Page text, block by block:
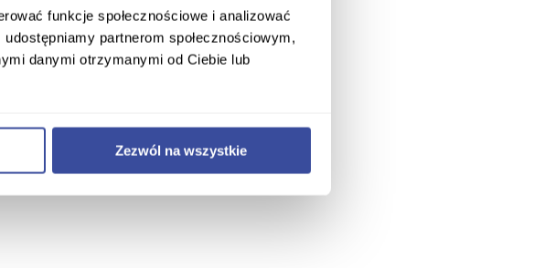
funkcje społecznościowe i analizować
partnerom społecznościowym,
danymi otrzymanymi od Ciebie lub
Zezwól na wszystkie